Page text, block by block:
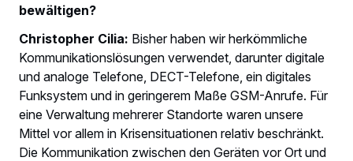
bewältigen?
Christopher Cilia: Bisher haben wir herkömmliche
Kommunikationslösungen verwendet, darunter digitale
und analoge Telefone, DECT-Telefone, ein digitales
Funksystem und in geringerem Maße GSM-Anrufe. Für
eine Verwaltung mehrerer Standorte waren unsere
Mittel vor allem in Krisensituationen relativ beschränkt.
Die Kommunikation zwischen den Geräten vor Ort und